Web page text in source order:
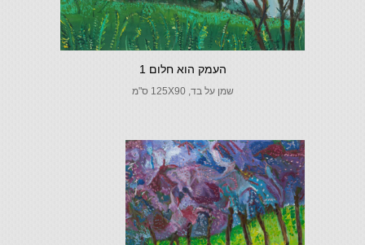
העמק הוא חלום 1
שמן על בד, 125X90 ס"מ